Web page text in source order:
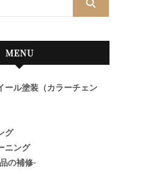
MENU
ール塗装（カラーチェン
グ
ニング
の補修-